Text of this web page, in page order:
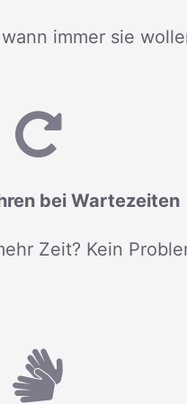
immer sie
bei Wartezeiten
Zeit? Kein